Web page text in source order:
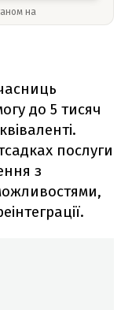
на
до 5 тисяч
послуги
з